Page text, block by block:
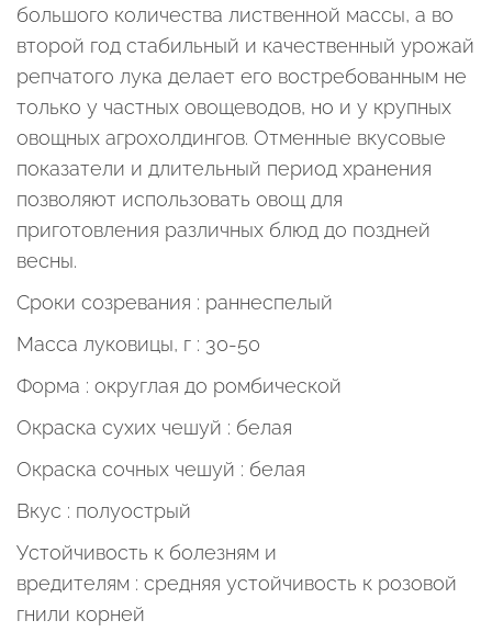
большого количества лиственной массы, а во
второй год стабильный и качественный урожай
репчатого лука делает его востребованным не
только у частных овощеводов, но и у крупных
овощных агрохолдингов. Отменные вкусовые
показатели и длительный период хранения
позволяют использовать овощ для
приготовления различных блюд до поздней
весны.
Сроки созревания : раннеспелый
Масса луковицы, г : 30-50
Форма : округлая до ромбической
Окраска сухих чешуй : белая
Окраска сочных чешуй : белая
Вкус : полуострый
Устойчивость к болезням и
вредителям : средняя устойчивость к розовой
гнили корней